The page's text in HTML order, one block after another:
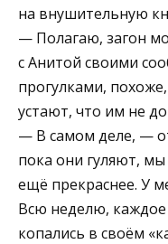
на внушительную
— Полагаю, загон
с Анитой своими
прогулками,
устают, что им не
— В самом деле, —
пока они гуляют,
ещё прекраснее. У
Всю неделю,
копались в своём